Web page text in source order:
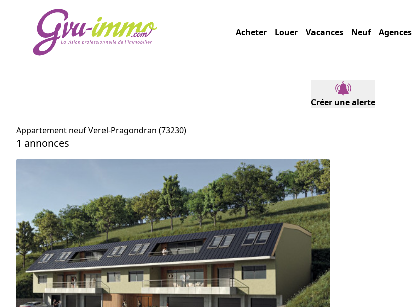
Acheter Louer Vacances Neuf Agences
Créer une alerte
Appartement neuf Verel-Pragondran (73230)
1 annonces